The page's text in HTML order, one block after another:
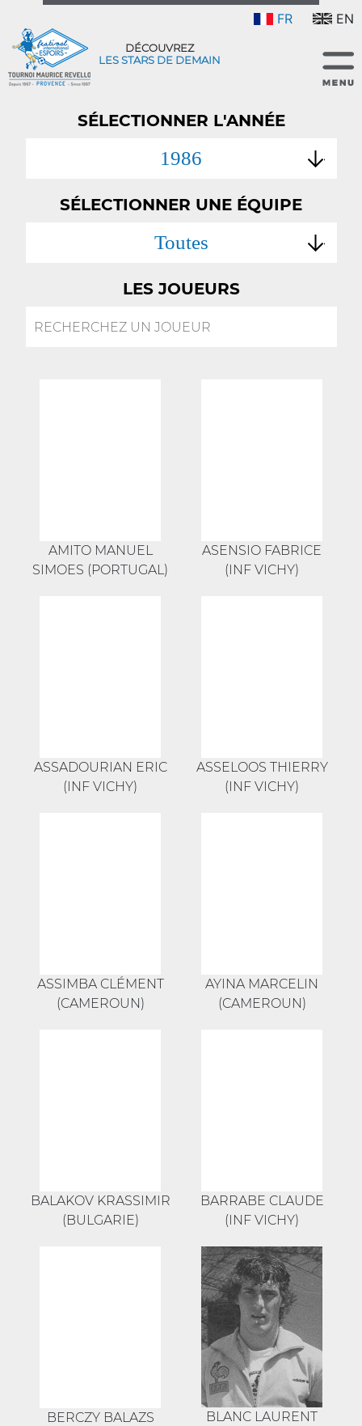
FR EN
DÉCOUVREZ
LES STARS DE DEMAIN
SÉLECTIONNER L'ANNÉE
1986
SÉLECTIONNER UNE ÉQUIPE
Toutes
LES JOUEURS
AMITO MANUEL
SIMOES (PORTUGAL)
ASENSIO FABRICE
(INF VICHY)
ASSADOURIAN ERIC
(INF VICHY)
ASSELOOS THIERRY
(INF VICHY)
ASSIMBA CLÉMENT
(CAMEROUN)
AYINA MARCELIN
(CAMEROUN)
BALAKOV KRASSIMIR
(BULGARIE)
BARRABE CLAUDE
(INF VICHY)
BERCZY BALAZS
BLANC LAURENT